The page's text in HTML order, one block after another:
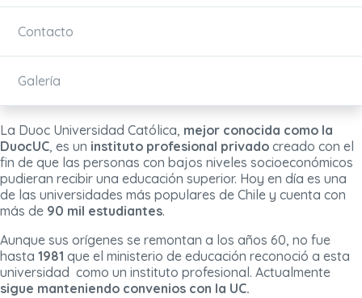
Contacto
Galería
La Duoc Universidad Católica, mejor conocida como la
DuocUC, es un instituto profesional privado creado con el
fin de que las personas con bajos niveles socioeconómicos
pudieran recibir una educación superior. Hoy en día es una
de las universidades más populares de Chile y cuenta con
más de 90 mil estudiantes.
Aunque sus orígenes se remontan a los años 60, no fue
hasta 1981 que el ministerio de educación reconoció a esta
universidad como un instituto profesional. Actualmente
sigue manteniendo convenios con la UC.